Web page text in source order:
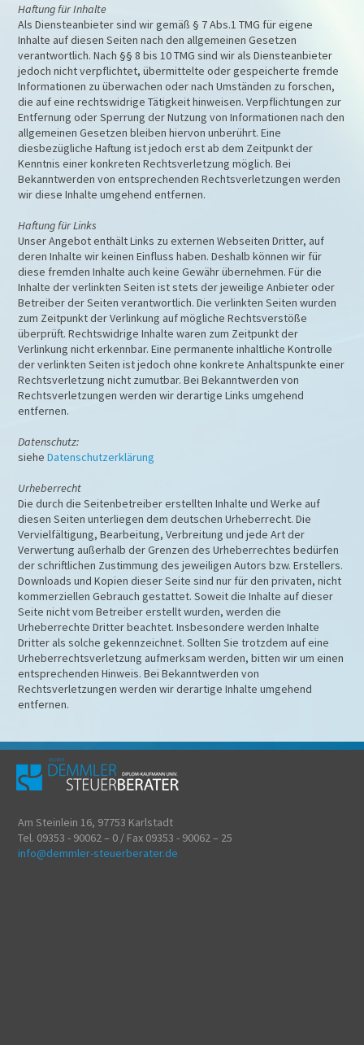
Haftung für Inhalte
Als Diensteanbieter sind wir gemäß § 7 Abs.1 TMG für eigene
Inhalte auf diesen Seiten nach den allgemeinen Gesetzen
verantwortlich. Nach §§ 8 bis 10 TMG sind wir als Diensteanbieter
jedoch nicht verpflichtet, übermittelte oder gespeicherte fremde
Informationen zu überwachen oder nach Umständen zu forschen,
die auf eine rechtswidrige Tätigkeit hinweisen. Verpflichtungen zur
Entfernung oder Sperrung der Nutzung von Informationen nach den
allgemeinen Gesetzen bleiben hiervon unberührt. Eine
diesbezügliche Haftung ist jedoch erst ab dem Zeitpunkt der
Kenntnis einer konkreten Rechtsverletzung möglich. Bei
Bekanntwerden von entsprechenden Rechtsverletzungen werden
wir diese Inhalte umgehend entfernen.
Haftung für Links
Unser Angebot enthält Links zu externen Webseiten Dritter, auf
deren Inhalte wir keinen Einfluss haben. Deshalb können wir für
diese fremden Inhalte auch keine Gewähr übernehmen. Für die
Inhalte der verlinkten Seiten ist stets der jeweilige Anbieter oder
Betreiber der Seiten verantwortlich. Die verlinkten Seiten wurden
zum Zeitpunkt der Verlinkung auf mögliche Rechtsverstöße
überprüft. Rechtswidrige Inhalte waren zum Zeitpunkt der
Verlinkung nicht erkennbar. Eine permanente inhaltliche Kontrolle
der verlinkten Seiten ist jedoch ohne konkrete Anhaltspunkte einer
Rechtsverletzung nicht zumutbar. Bei Bekanntwerden von
Rechtsverletzungen werden wir derartige Links umgehend
entfernen.
Datenschutz:
sieheDatenschutzerklärung
Urheberrecht
Die durch die Seitenbetreiber erstellten Inhalte und Werke auf
diesen Seiten unterliegen dem deutschen Urheberrecht. Die
Vervielfältigung, Bearbeitung, Verbreitung und jede Art der
Verwertung außerhalb der Grenzen des Urheberrechtes bedürfen
der schriftlichen Zustimmung des jeweiligen Autors bzw. Erstellers.
Downloads und Kopien dieser Seite sind nur für den privaten, nicht
kommerziellen Gebrauch gestattet. Soweit die Inhalte auf dieser
Seite nicht vom Betreiber erstellt wurden, werden die
Urheberrechte Dritter beachtet. Insbesondere werden Inhalte
Dritter als solche gekennzeichnet. Sollten Sie trotzdem auf eine
Urheberrechtsverletzung aufmerksam werden, bitten wir um einen
entsprechenden Hinweis. Bei Bekanntwerden von
Rechtsverletzungen werden wir derartige Inhalte umgehend
entfernen.
Am Steinlein 16, 97753 Karlstadt
Tel. 09353 - 90062 – 0 / Fax 09353 - 90062 – 25
info@demmler-steuerberater.de